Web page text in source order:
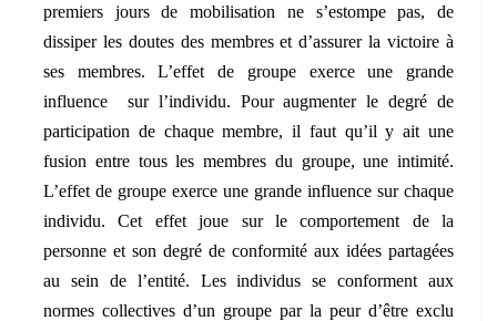
premiers jours de mobilisation ne s’estompe pas, de
dissiper les doutes des membres et d’assurer la victoire à
ses membres. L’effet de groupe exerce une grande
influence sur l’individu. Pour augmenter le degré de
participation de chaque membre, il faut qu’il y ait une
fusion entre tous les membres du groupe, une intimité.
L’effet de groupe exerce une grande influence sur chaque
individu. Cet effet joue sur le comportement de la
personne et son degré de conformité aux idées partagées
au sein de l’entité. Les individus se conforment aux
normes collectives d’un groupe par la peur d’être exclu